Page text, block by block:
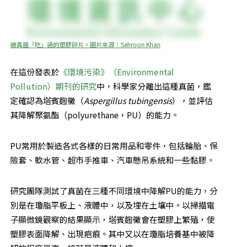
被真菌「吃」過的塑膠碎片。圖片來源：Sehroon Khan
在這份發表於 《環境污染》（Environmental
Pollution）期刊的研究中，科學家分離出這種真菌，鑑
定確認為塔賓麴黴（Aspergillus tubingensis），並評估
其降解聚氨酯（polyurethane，PU）的能力。
PU常用於製造各式各樣的日常用品和零件，包括輪胎、保
險套、軟水管、超市手推車、汽車懸吊系統和一些黏膠。
研究團隊測試了真菌在三種不同環境中降解PU的能力，分
別是在瓊脂平板上、液體中，以及埋在土壤中。以掃描電
子顯微鏡觀察的結果顯示，塔賓麴黴會在塑膠上繁殖，使
塑膠表面降解、出現疤痕。其中又以在瓊脂培養基中被降